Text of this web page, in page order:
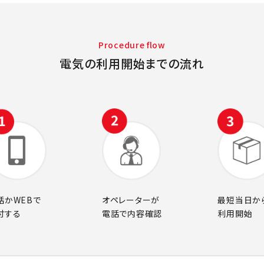
Procedure flow
電気の利用開始までの流れ
かWEBで
する
オペレーターが
電話で内容確認
最短当日か
利用開始